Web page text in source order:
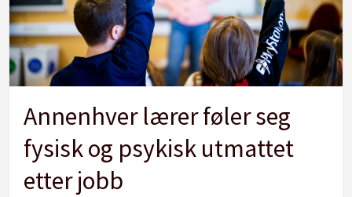
Annenhver lærer føler seg
fysisk og psykisk utmattet
etter jobb